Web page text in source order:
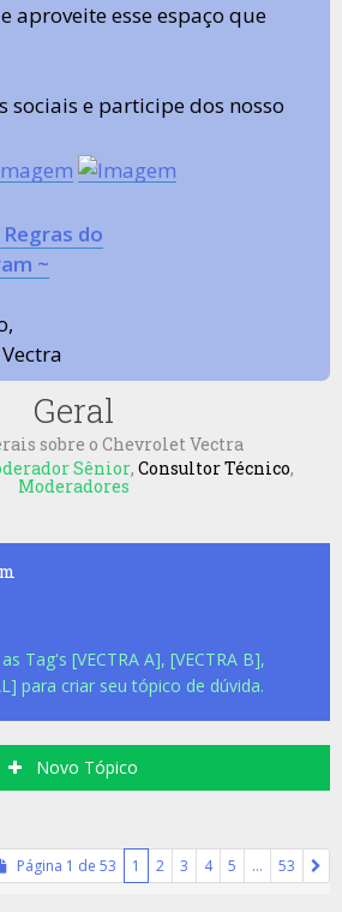
aproveite esse espaço que
sociais e participe dos nosso
do
~
Geral
sobre o Chevrolet Vectra
Sênior, Consultor Técnico,
Moderadores
Tag's [VECTRA A], [VECTRA B],
para criar seu tópico de dúvida.
Novo Tópico
Página 1 de 53 1 2 3 4 5 … 53